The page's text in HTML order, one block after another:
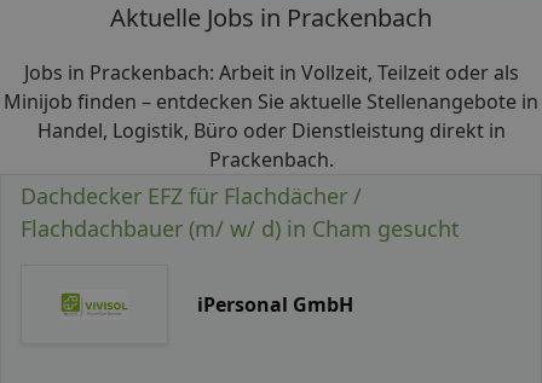
Aktuelle Jobs in Prackenbach
Jobs in Prackenbach: Arbeit in Vollzeit, Teilzeit oder als
Minijob finden – entdecken Sie aktuelle Stellenangebote in
Handel, Logistik, Büro oder Dienstleistung direkt in
Prackenbach.
Dachdecker EFZ für Flachdächer /
Flachdachbauer (m/ w/ d) in Cham gesucht
iPersonal GmbH